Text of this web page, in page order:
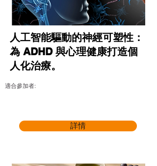
人工智能驅動的神經可塑性：
為 ADHD 與心理健康打造個
人化治療。
適合參加者:
詳情